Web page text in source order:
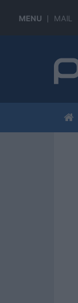
MENU MAIL